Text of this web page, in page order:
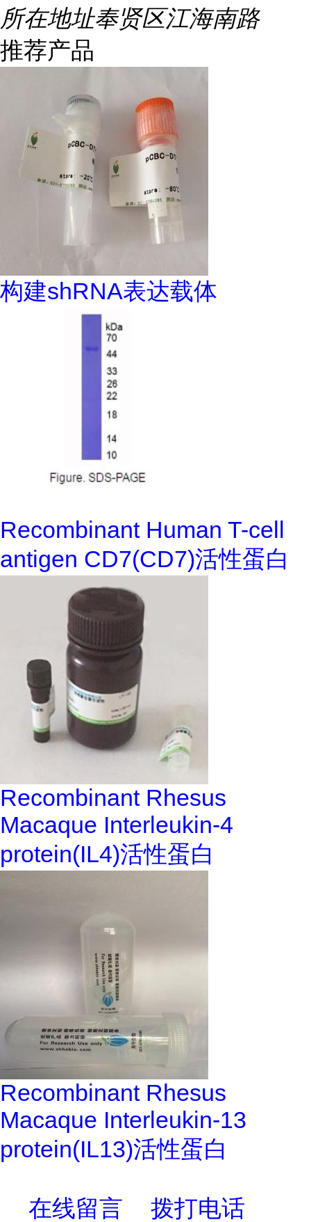
所在地址奉贤区江海南路
推荐产品
构建shRNA表达载体
Recombinant Human T-cell
antigen CD7(CD7)活性蛋白
Recombinant Rhesus
Macaque Interleukin-4
protein(IL4)活性蛋白
Recombinant Rhesus
Macaque Interleukin-13
protein(IL13)活性蛋白
在线留言 拨打电话